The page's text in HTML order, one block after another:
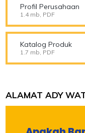
Profil Perusahaan
1.4 mb, PDF
Katalog Produk
1.7 mb, PDF
ALAMAT ADY